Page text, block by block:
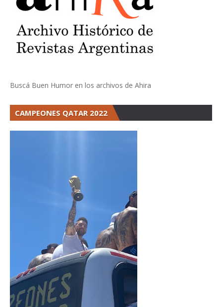
Buscá Buen Humor en los archivos de Ahira
CAMPEONES QATAR 2022